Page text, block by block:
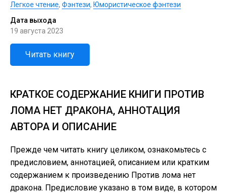
Легкое чтение, Фэнтези, Юмористическое фэнтези
Дата выхода
19 августа 2023
Читать книгу
КРАТКОЕ СОДЕРЖАНИЕ КНИГИ ПРОТИВ
ЛОМА НЕТ ДРАКОНА, АННОТАЦИЯ
АВТОРА И ОПИСАНИЕ
Прежде чем читать книгу целиком, ознакомьтесь с
предисловием, аннотацией, описанием или кратким
содержанием к произведению Против лома нет
дракона. Предисловие указано в том виде, в котором